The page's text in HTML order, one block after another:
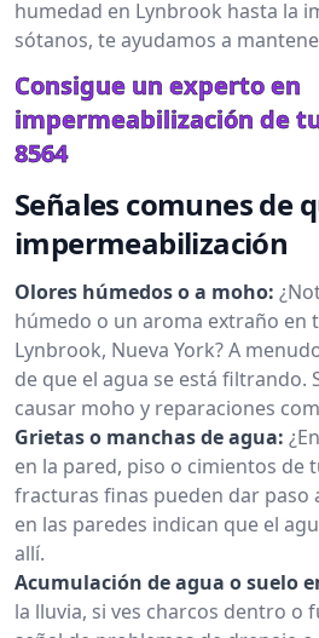
humedad en Lynbrook hasta la
sótanos, te ayudamos a
Consigue un experto en
impermeabilización de
8564
Señales comunes de
impermeabilización
Olores húmedos o a moho:
húmedo o un aroma extraño en
Lynbrook, Nueva York? A
de que el agua se está filtrando.
causar moho y reparaciones
Grietas o manchas de agua:
en la pared, piso o cimientos de
fracturas finas pueden dar paso
en las paredes indican que el
allí.
Acumulación de agua o suelo
la lluvia, si ves charcos dentro o